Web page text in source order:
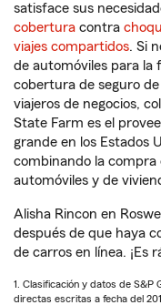
satisface sus
cobertura contra
viajes compartidos. Si
de automóviles para la
cobertura de seguro
viajeros de negocios,
State Farm es el
grande en los Estados
combinando la compra
automóviles y de
Alisha Rincon en
después de que haya
de carros en línea. ¡Es
1. Clasificación y datos de S&P
directas escritas a fecha del